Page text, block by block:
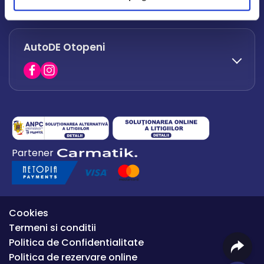
office.afumati@autode.ro
0730 063 852
0730 063 851
AutoDE Otopeni
0754 649 360
office.premium@autode.ro
Partener
Cookies
Termeni si conditii
Politica de Confidentialitate
Politica de rezervare online